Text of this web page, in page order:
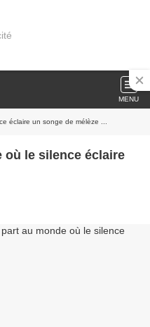
MENU
éclaire un songe de mélèze ...
où le silence éclaire